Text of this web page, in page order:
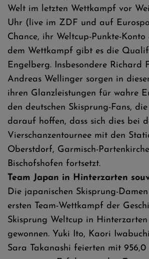
Welt im letzten Wettkampf vor
Uhr (live im ZDF und auf
Chance, ihr Weltcup-Punkte-Konto
dem Wettkampf gibt es die
Engelberg. Insbesondere Richard
Andreas Wellinger sorgen in
ihren Glanzleistungen für wahre
den deutschen Skisprung-Fans,
darauf hoffen, dass sich dies bei
Vierschanzentournee mit den
Oberstdorf, Garmisch-
Bischofshofen fortsetzt.
Team Japan in Hinterzarten
Die japanischen Skisprung-
ersten Team-Wettkampf der
Skisprung Weltcup in
gewonnen. Yuki Ito, Kaori
Sara Takanashi feierten mit 956,0